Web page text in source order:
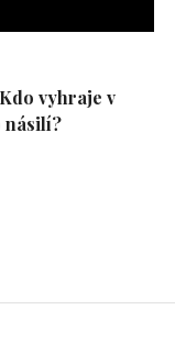
vyhraje v
násilí?